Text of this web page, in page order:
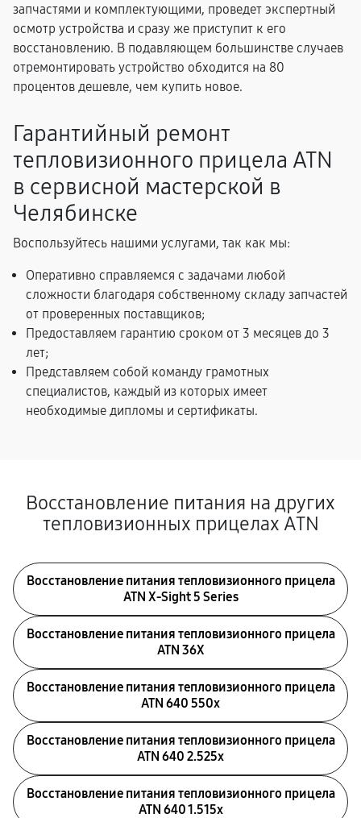
запчастями и комплектующими, проведет экспертный
осмотр устройства и сразу же приступит к его
восстановлению. В подавляющем большинстве случаев
отремонтировать устройство обходится на 80
процентов дешевле, чем купить новое.
Гарантийный ремонт
тепловизионного прицела ATN
в сервисной мастерской в
Челябинске
Воспользуйтесь нашими услугами, так как мы:
Оперативно справляемся с задачами любой
сложности благодаря собственному складу запчастей
от проверенных поставщиков;
Предоставляем гарантию сроком от 3 месяцев до 3
лет;
Представляем собой команду грамотных
специалистов, каждый из которых имеет
необходимые дипломы и сертификаты.
Восстановление питания на других
тепловизионных прицелах ATN
Восстановление питания тепловизионного прицела
ATN X‑Sight 5 Series
Восстановление питания тепловизионного прицела
ATN 36X
Восстановление питания тепловизионного прицела
ATN 640 550x
Восстановление питания тепловизионного прицела
ATN 640 2.525x
Восстановление питания тепловизионного прицела
ATN 640 1.515x